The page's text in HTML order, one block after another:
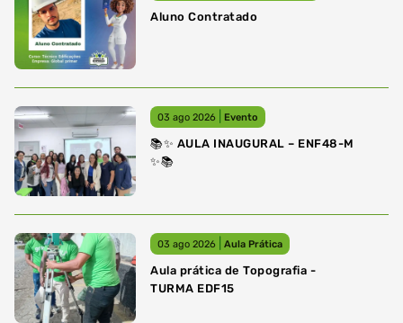
Aluno Contratado
03 ago 2026 Evento
📚✨ AULA INAUGURAL – ENF48-M
✨📚
03 ago 2026 Aula Prática
Aula prática de Topografia -
TURMA EDF15